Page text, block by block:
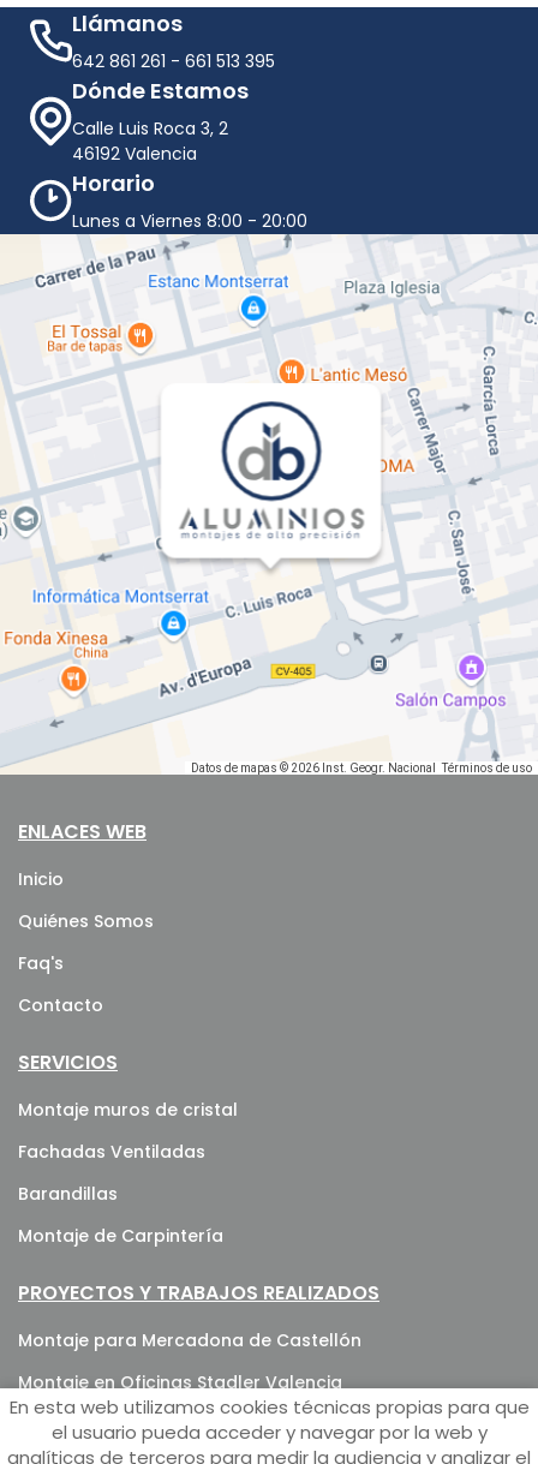
En esta web utilizamos cookies técnicas propias para que
el usuario pueda acceder y navegar por la web y
analíticas de terceros para medir la audiencia y analizar el
Llámanos
642 861 261 - 661 513 395
Dónde Estamos
Calle Luis Roca 3, 2
46192 Valencia
Horario
Lunes a Viernes 8:00 - 20:00
Datos de mapas © 2026 Inst. Geogr. Nacional Términos de uso
ENLACES WEB
Inicio
Quiénes Somos
Faq's
Contacto
SERVICIOS
Montaje muros de cristal
Fachadas Ventiladas
Barandillas
Montaje de Carpintería
PROYECTOS Y TRABAJOS REALIZADOS
Montaje para Mercadona de Castellón
Montaje en Oficinas Stadler Valencia
Montaje Barandillas de Cristal en Hotel María Isabel en
Mallorca